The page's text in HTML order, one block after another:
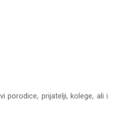
porodice, prijatelji, kolege, ali i